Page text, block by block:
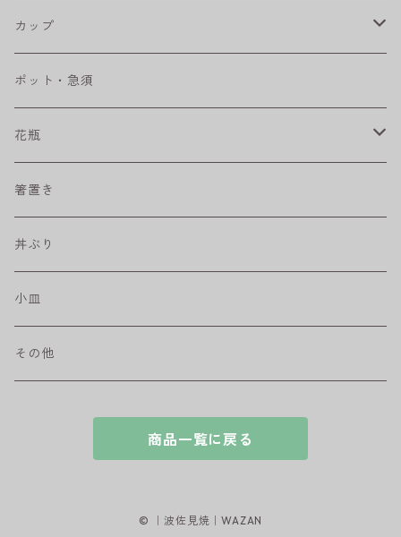
RONDE
ベベルボウル
プリーツ
藍駒
ワビカップ
ハンディ小皿
和ミモザ
丸皿
長皿
角皿
取皿
盛皿
カレー＆パスタ皿
大鉢
中鉢
小鉢
カップ
カップ
マグカップ
フリーカップ
そば猪口
ポット・急須
花瓶
水差し
箸置き
丼ぶり
小皿
その他
商品一覧に戻る
© ｜波佐見焼｜WAZAN